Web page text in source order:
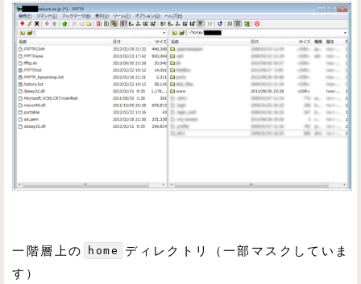
一階層上の home
ディレクトリ（一部マスクしていま
す）